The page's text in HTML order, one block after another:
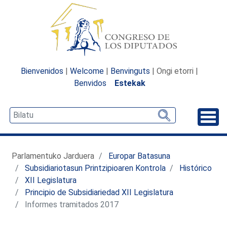
Bienvenidos | Welcome | Benvinguts | Ongi etorri |
Benvidos
Estekak
Parlamentuko Jarduera
Europar Batasuna
Subsidiariotasun Printzipioaren Kontrola
Histórico
XII Legislatura
Principio de Subsidiariedad XII Legislatura
Informes tramitados 2017